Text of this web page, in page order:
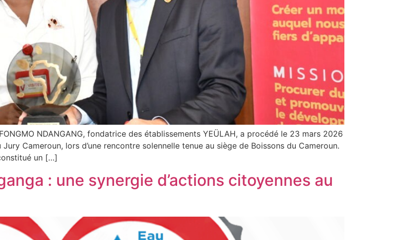
NDANGANG, fondatrice des établissements YEÜLAH, a procédé le 23 mars 2026
Cameroun, lors d’une rencontre solennelle tenue au siège de Boissons du Cameroun.
un […]
: une synergie d’actions citoyennes au